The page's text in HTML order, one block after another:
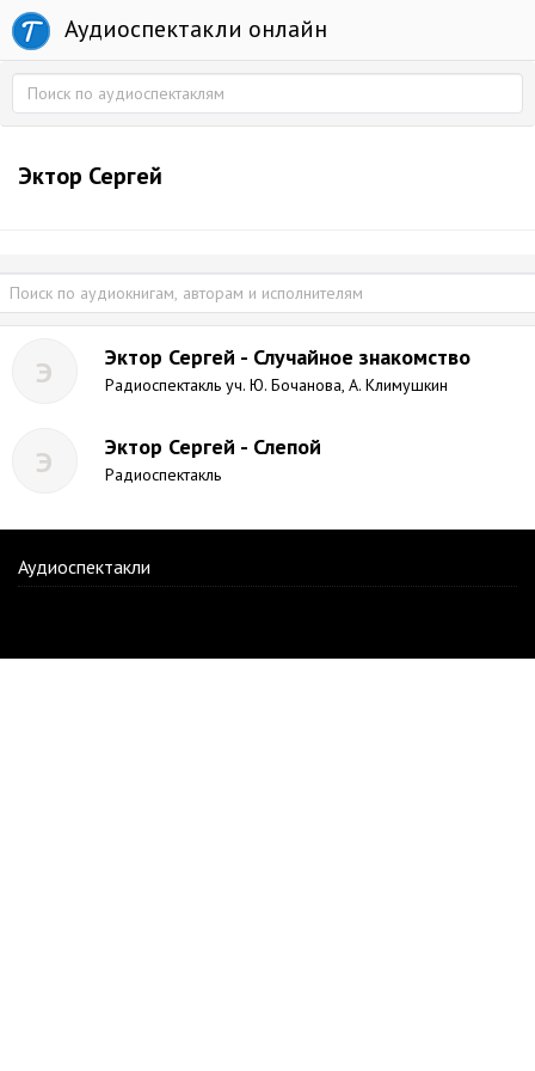
Аудиоспектакли онлайн
Эктор Сергей
Э Эктор Сергей - Случайное знакомство
Радиоспектакль уч. Ю. Бочанова, А. Климушкин
Э Эктор Сергей - Слепой
Радиоспектакль
Аудиоспектакли